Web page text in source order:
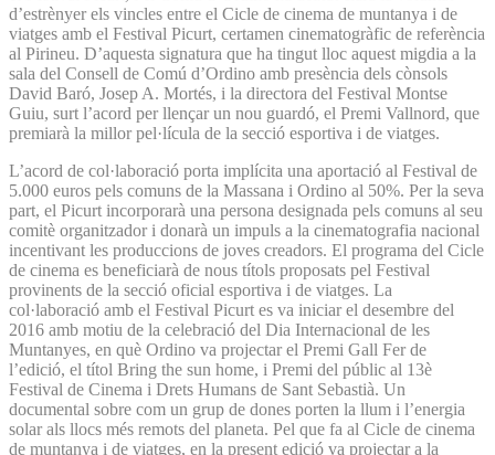
d’estrènyer els vincles entre el Cicle de cinema de muntanya i de
viatges amb el Festival Picurt, certamen cinematogràfic de referència
al Pirineu. D’aquesta signatura que ha tingut lloc aquest migdia a la
sala del Consell de Comú d’Ordino amb presència dels cònsols
David Baró, Josep A. Mortés, i la directora del Festival Montse
Guiu, surt l’acord per llençar un nou guardó, el Premi Vallnord, que
premiarà la millor pel·lícula de la secció esportiva i de viatges.
L’acord de col·laboració porta implícita una aportació al Festival de
5.000 euros pels comuns de la Massana i Ordino al 50%. Per la seva
part, el Picurt incorporarà una persona designada pels comuns al seu
comitè organitzador i donarà un impuls a la cinematografia nacional
incentivant les produccions de joves creadors. El programa del Cicle
de cinema es beneficiarà de nous títols proposats pel Festival
provinents de la secció oficial esportiva i de viatges. La
col·laboració amb el Festival Picurt es va iniciar el desembre del
2016 amb motiu de la celebració del Dia Internacional de les
Muntanyes, en què Ordino va projectar el Premi Gall Fer de
l’edició, el títol Bring the sun home, i Premi del públic al 13è
Festival de Cinema i Drets Humans de Sant Sebastià. Un
documental sobre com un grup de dones porten la llum i l’energia
solar als llocs més remots del planeta. Pel que fa al Cicle de cinema
de muntanya i de viatges, en la present edició va projectar a la